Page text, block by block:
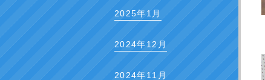
2025年1月
2024年12月
2024年11月